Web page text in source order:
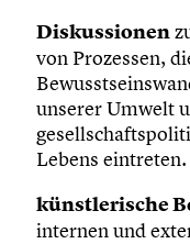
Diskussionen
von Prozessen,
unserer Umwelt
Lebens eintreten.
künstlerische
internen und